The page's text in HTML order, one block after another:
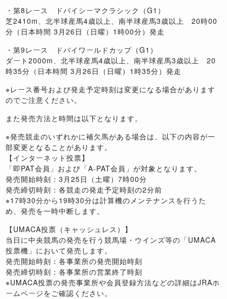
・第8レース ドバイシーマクラシック（G1）
芝2410m、北半球産馬4歳以上、南半球産馬3歳以上 20時00
分（日本時間 3月26日（日曜）1時00分）発走
・第9レース ドバイワールドカップ（G1）
ダート2000m、北半球産馬4歳以上、南半球産馬3歳以上 20
時35分（日本時間 3月26日（日曜）1時35分）発走
※レース番号および発走予定時刻は変更になる場合があります
のでご注意ください。
また発売方法と時間は以下となります。
※発売競走のいずれかに補欠馬がある場合は、以下の内容が一
部変更となることがあります。
【インターネット投票】
「即PAT会員」および「A-PAT会員」が対象となります。
発売開始時刻：3月25日（土曜）7時00分
発売締切時刻：各競走の発走予定時刻の2分前
※17時30分から19時30分は計算機のメンテナンスを行うた
め、発売を一時中断します。
【UMACA投票（キャッシュレス）】
当日に中央競馬の発売を行う競馬場・ウインズ等の「UMACA
投票機」において発売します。
発売開始時刻：各事業所の発売開始時刻
発売締切時刻：各事業所の営業終了時刻
※UMACA投票の発売事業所や会員登録方法などの詳細はJRAホ
ームページをご確認ください。